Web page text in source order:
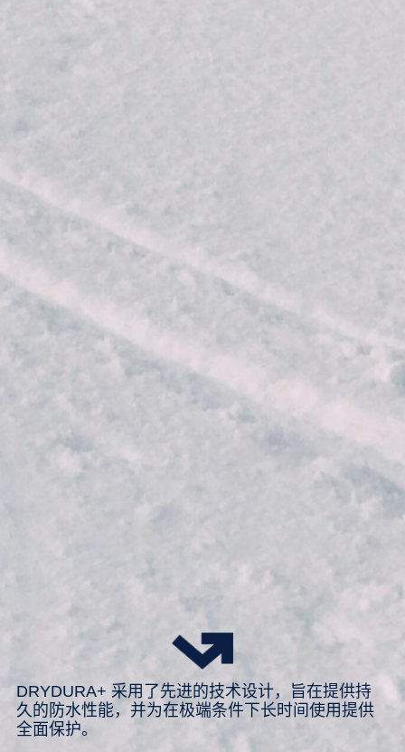
DRYDURA+ 采用了先进的技术设计，旨在提供持
久的防水性能，并为在极端条件下长时间使用提供
全面保护。